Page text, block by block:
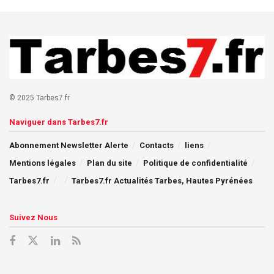
© 2025 Tarbes7.fr
Naviguer dans Tarbes7.fr
Abonnement Newsletter Alerte Contacts
liens
Mentions légales
Plan du site
Politique de confidentialité
Tarbes7.fr
Tarbes7.fr Actualités Tarbes, Hautes Pyrénées
Suivez Nous